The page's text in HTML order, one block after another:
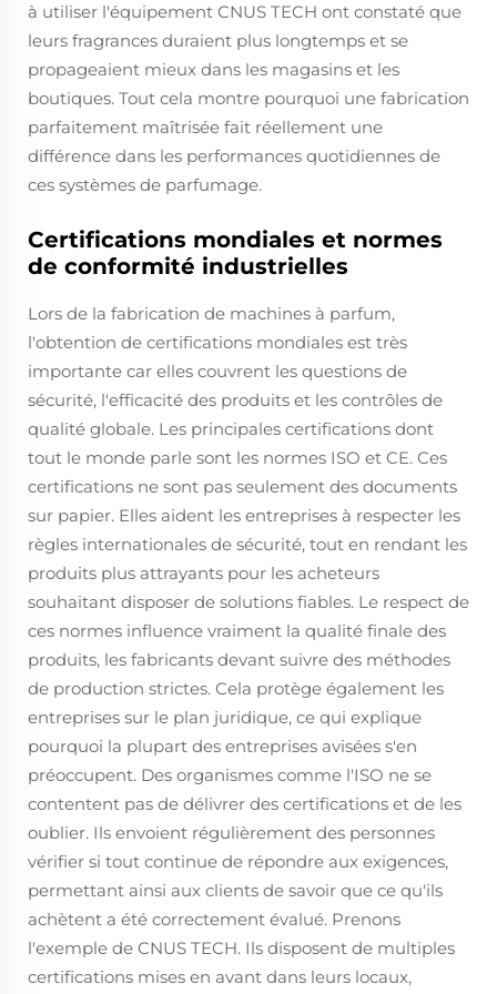
à utiliser l'équipement CNUS TECH ont constaté que
leurs fragrances duraient plus longtemps et se
propageaient mieux dans les magasins et les
boutiques. Tout cela montre pourquoi une fabrication
parfaitement maîtrisée fait réellement une
différence dans les performances quotidiennes de
ces systèmes de parfumage.
Certifications mondiales et normes
de conformité industrielles
Lors de la fabrication de machines à parfum,
l'obtention de certifications mondiales est très
importante car elles couvrent les questions de
sécurité, l'efficacité des produits et les contrôles de
qualité globale. Les principales certifications dont
tout le monde parle sont les normes ISO et CE. Ces
certifications ne sont pas seulement des documents
sur papier. Elles aident les entreprises à respecter les
règles internationales de sécurité, tout en rendant les
produits plus attrayants pour les acheteurs
souhaitant disposer de solutions fiables. Le respect de
ces normes influence vraiment la qualité finale des
produits, les fabricants devant suivre des méthodes
de production strictes. Cela protège également les
entreprises sur le plan juridique, ce qui explique
pourquoi la plupart des entreprises avisées s'en
préoccupent. Des organismes comme l'ISO ne se
contentent pas de délivrer des certifications et de les
oublier. Ils envoient régulièrement des personnes
vérifier si tout continue de répondre aux exigences,
permettant ainsi aux clients de savoir que ce qu'ils
achètent a été correctement évalué. Prenons
l'exemple de CNUS TECH. Ils disposent de multiples
certifications mises en avant dans leurs locaux,